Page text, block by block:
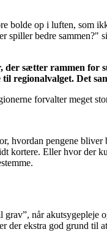
bolde op i luften, som
spiller bedre sammen?"
sætter rammen for
Det
forvalter meget
pengene bliver
kortere. Eller hvor der
når
der ekstra god grund til